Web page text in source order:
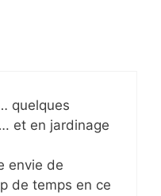
quelques
et en jardinage
envie de
de temps en ce